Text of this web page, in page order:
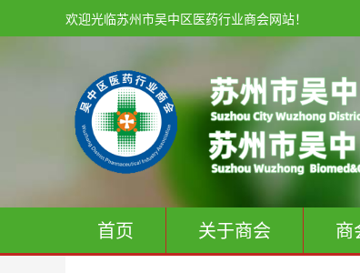
欢迎光临苏州市吴中区医药行业商会网站！
首页 关于商会 商